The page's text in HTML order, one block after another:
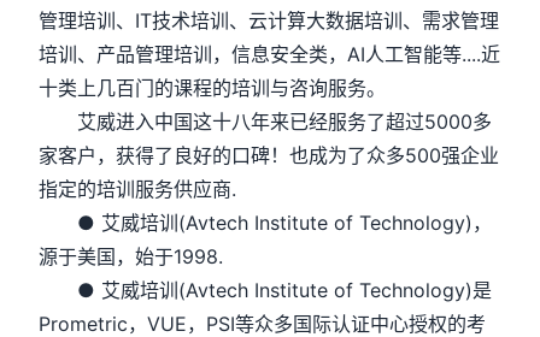
管理培训、IT技术培训、云计算大数据培训、需求管理
培训、产品管理培训，信息安全类，AI人工智能等....近
十类上几百门的课程的培训与咨询服务。
艾威进入中国这十八年来已经服务了超过5000多
家客户，获得了良好的口碑！也成为了众多500强企业
指定的培训服务供应商.
● 艾威培训(Avtech Institute of Technology)，
源于美国，始于1998.
● 艾威培训(Avtech Institute of Technology)是
Prometric，VUE，PSI等众多国际认证中心授权的考